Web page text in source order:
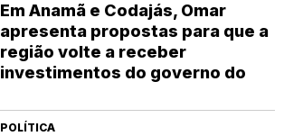
Em Anamã e Codajás, Omar
apresenta propostas para que a
região volte a receber
investimentos do governo do
POLÍTICA